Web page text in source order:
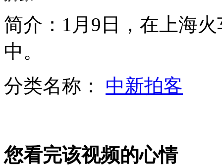
3幼儿园年耗公款2776万 仅招公职人员子女
简介：1月9日，在上海
中。
分类名称： 中新拍客
您看完该视频的心情